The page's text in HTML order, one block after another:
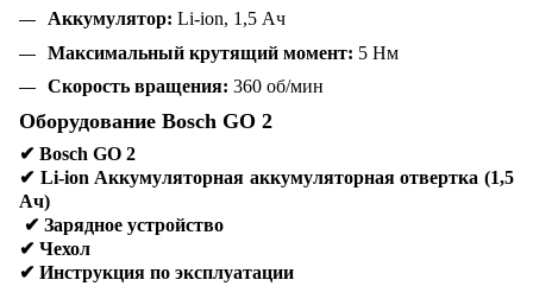
Аккумулятор: Li-ion, 1,5 Ач
Максимальный крутящий момент: 5 Нм
Скорость вращения: 360 об/мин
Оборудование Bosch GO 2
✔ Bosch GO 2
✔ Li-ion Аккумуляторная аккумуляторная отвертка (1,5
Ач)
✔ Зарядное устройство
✔ Чехол
✔ Инструкция по эксплуатации